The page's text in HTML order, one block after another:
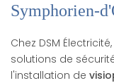
Symphorien-
Chez DSM
solutions de
l'installation de